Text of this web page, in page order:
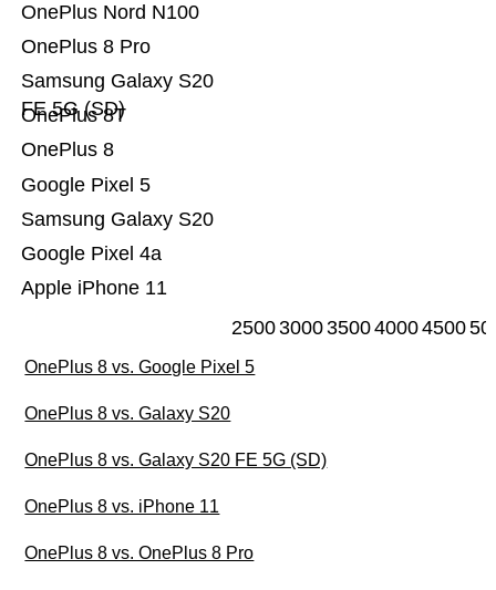
Apple iPhone 11
Google Pixel 4a
Samsung Galaxy S20
Google Pixel 5
OnePlus 8
OnePlus 8T
Samsung Galaxy S20
FE 5G (SD)
OnePlus 8 Pro
OnePlus Nord N100
25003000350040004500
OnePlus 8 vs. Google Pixel 5
OnePlus 8 vs. Galaxy S20
OnePlus 8 vs. Galaxy S20 FE 5G (SD)
OnePlus 8 vs. iPhone 11
OnePlus 8 vs. OnePlus 8 Pro